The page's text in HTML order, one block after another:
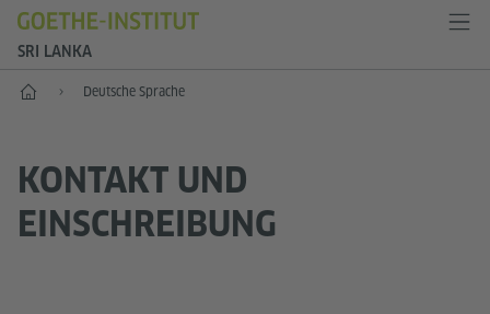
SRI LANKA
Start Deutsche Sprache
KONTAKT UND
EINSCHREIBUNG